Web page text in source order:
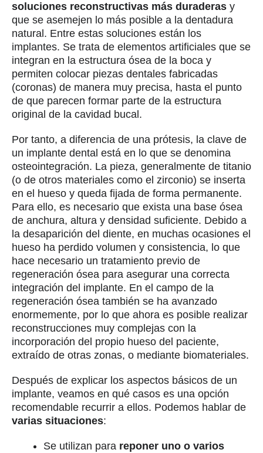
soluciones reconstructivas más duraderas y
que se asemejen lo más posible a la dentadura
natural. Entre estas soluciones están los
implantes. Se trata de elementos artificiales que se
integran en la estructura ósea de la boca y
permiten colocar piezas dentales fabricadas
(coronas) de manera muy precisa, hasta el punto
de que parecen formar parte de la estructura
original de la cavidad bucal.
Por tanto, a diferencia de una prótesis, la clave de
un implante dental está en lo que se denomina
osteointegración. La pieza, generalmente de titanio
(o de otros materiales como el zirconio) se inserta
en el hueso y queda fijada de forma permanente.
Para ello, es necesario que exista una base ósea
de anchura, altura y densidad suficiente. Debido a
la desaparición del diente, en muchas ocasiones el
hueso ha perdido volumen y consistencia, lo que
hace necesario un tratamiento previo de
regeneración ósea para asegurar una correcta
integración del implante. En el campo de la
regeneración ósea también se ha avanzado
enormemente, por lo que ahora es posible realizar
reconstrucciones muy complejas con la
incorporación del propio hueso del paciente,
extraído de otras zonas, o mediante biomateriales.
Después de explicar los aspectos básicos de un
implante, veamos en qué casos es una opción
recomendable recurrir a ellos. Podemos hablar de
varias situaciones:
Se utilizan para reponer uno o varios